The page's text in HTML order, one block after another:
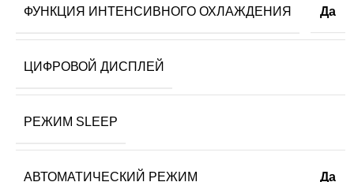
ФУНКЦИЯ ИНТЕНСИВНОГО ОХЛАЖДЕНИЯ Да
ЦИФРОВОЙ ДИСПЛЕЙ
РЕЖИМ SLEEP
АВТОМАТИЧЕСКИЙ РЕЖИМ Да